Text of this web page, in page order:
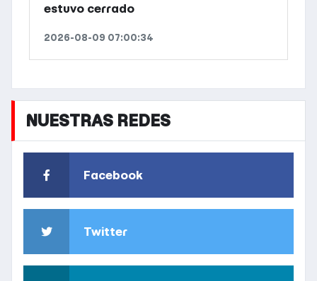
estuvo cerrado
2026-08-09 07:00:34
NUESTRAS REDES
Facebook
Twitter